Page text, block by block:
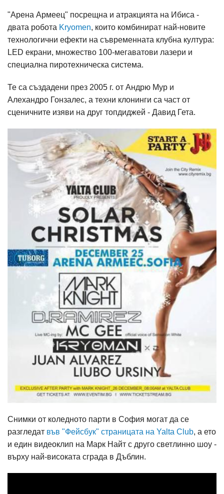
"Арена Армеец" посрещна и атракцията на Ибиса -
двата робота Kryomen, които комбинират най-новите
технологични ефекти на съвременната клубна култура:
LED екрани, множество 100-мегаватови лазери и
специална пиротехническа система.
Те са създадени през 2005 г. от Андрю Мур и
Алехандро Гонзалес, а техни клонинги са част от
сценичните изяви на друг топдиджей - Давид Гета.
Снимки от коледното парти в София могат да се
разгледат във "Фейсбук" страницата на Yalta Club, а ето
и един видеоклип на Марк Найт с друго светлинно шоу -
върху най-високата сграда в Дъблин.